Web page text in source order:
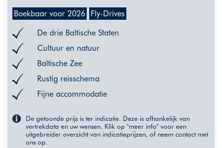
Boekbaar voor 2026 Fly-Drives
De drie Baltische Staten
Cultuur en natuur
Baltische Zee
Rustig reisschema
Fijne accommodatie
De getoonde prijs is ter indicatie. Deze is afhankelijk van
vertrekdata en uw wensen. Klik op "meer info" voor een
uitgebreider overzicht van indicatieprijzen, of neem contact met
ons op.